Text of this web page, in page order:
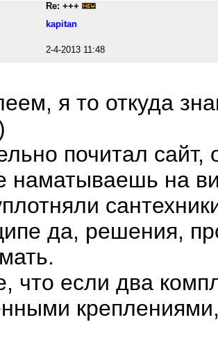
Re: +++
kapitan
2-4-2013 11:48
я то откуда
почитал сайт,
наматываешь на
да, решения,
что если два